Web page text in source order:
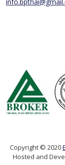
Copyright © 2020
Hosted and